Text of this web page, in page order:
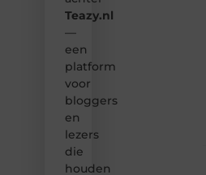
Teazy.nl
—
een
platform
voor
bloggers
en
lezers
die
houden